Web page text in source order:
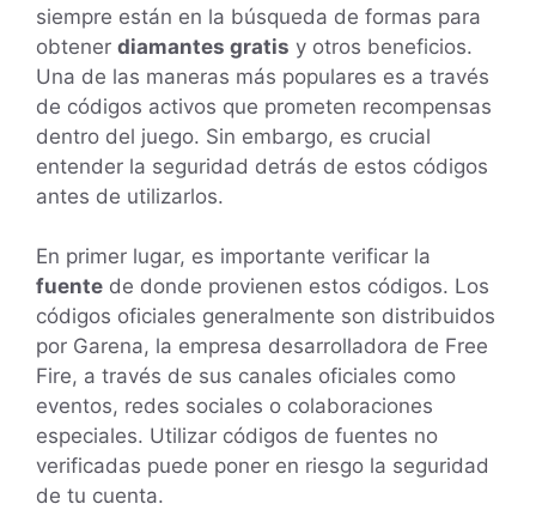
siempre están en la búsqueda de formas para
obtener diamantes gratis y otros beneficios.
Una de las maneras más populares es a través
de códigos activos que prometen recompensas
dentro del juego. Sin embargo, es crucial
entender la seguridad detrás de estos códigos
antes de utilizarlos.
En primer lugar, es importante verificar la
fuente de donde provienen estos códigos. Los
códigos oficiales generalmente son distribuidos
por Garena, la empresa desarrolladora de Free
Fire, a través de sus canales oficiales como
eventos, redes sociales o colaboraciones
especiales. Utilizar códigos de fuentes no
verificadas puede poner en riesgo la seguridad
de tu cuenta.